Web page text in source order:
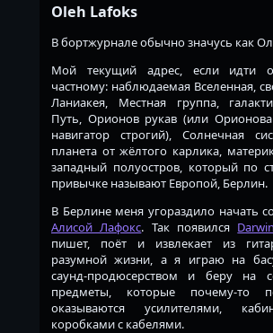
Oleh Lafoks
В бортжурнале обычно значусь как
Мой текущий адрес, если идти
частному: наблюдаемая Вселенная,
Ланиакея, Местная группа,
Путь, Орионов рукав (или
навигатор строгий), Солнечная
планета от жёлтого карлика,
западный полуостров, который по
привычке называют Европой, Берлин.
В Берлине меня угораздило начать
Алисой Лафокс. Так появился
пишет, поёт и извлекает из
разумной жизни, а я играю на
саунд-продюсерством и беру на
предметы, которые почему-то
оказываются усилителями,
коробками с кабелями.